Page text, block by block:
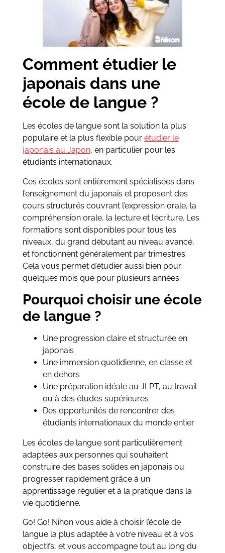
Comment étudier le
japonais dans une
école de langue ?
Les écoles de langue sont la solution la plus
populaire et la plus flexible pour étudier le
japonais au Japon, en particulier pour les
étudiants internationaux.
Ces écoles sont entièrement spécialisées dans
l’enseignement du japonais et proposent des
cours structurés couvrant l’expression orale, la
compréhension orale, la lecture et l’écriture. Les
formations sont disponibles pour tous les
niveaux, du grand débutant au niveau avancé,
et fonctionnent généralement par trimestres.
Cela vous permet d’étudier aussi bien pour
quelques mois que pour plusieurs années.
Pourquoi choisir une école
de langue ?
Une progression claire et structurée en
japonais
Une immersion quotidienne, en classe et
en dehors
Une préparation idéale au JLPT, au travail
ou à des études supérieures
Des opportunités de rencontrer des
étudiants internationaux du monde entier
Les écoles de langue sont particulièrement
adaptées aux personnes qui souhaitent
construire des bases solides en japonais ou
progresser rapidement grâce à un
apprentissage régulier et à la pratique dans la
vie quotidienne.
Go! Go! Nihon vous aide à choisir l’école de
langue la plus adaptée à votre niveau et à vos
objectifs, et vous accompagne tout au long du